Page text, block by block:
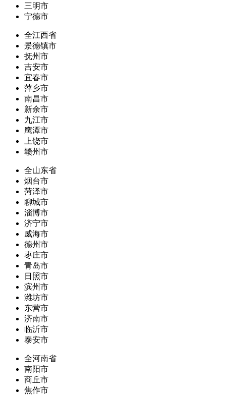
三明市
宁德市
全江西省
景德镇市
抚州市
吉安市
宜春市
萍乡市
南昌市
新余市
九江市
鹰潭市
上饶市
赣州市
全山东省
烟台市
菏泽市
聊城市
淄博市
济宁市
威海市
德州市
枣庄市
青岛市
日照市
滨州市
潍坊市
东营市
济南市
临沂市
泰安市
全河南省
南阳市
商丘市
焦作市